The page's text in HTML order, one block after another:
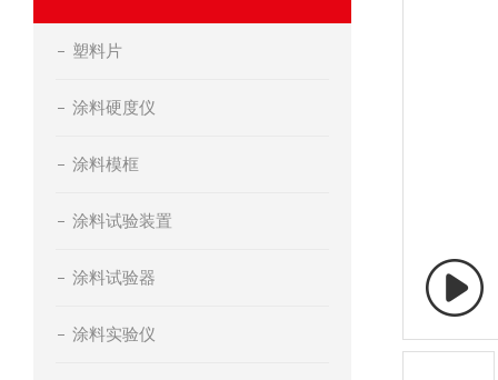
塑料片
涂料硬度仪
涂料模框
涂料试验装置
涂料试验器
涂料实验仪